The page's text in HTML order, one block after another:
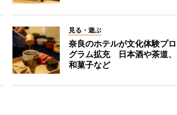
見る・遊ぶ
奈良のホテルが文化体験プロ
グラム拡充 日本酒や茶道、
和菓子など